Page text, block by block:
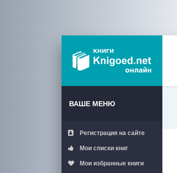
ВАШЕ МЕНЮ
Регистрация на сайте
Мои списки книг
Мои избранные книги